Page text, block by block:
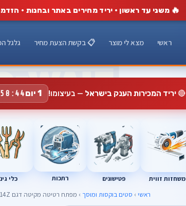
🔥 משני עד ראשון · יריד מחירים באתר ובחנות ·
ראשי מצא לי מוצר 📋 בקשת הצעת מחיר גלגל
🔴יריד המכירות הענק בישראל — בעיצומו! 1 יום
משחזות זווית פטישונים רתכות כלי
ראשי › סטים בוקסות ומוסך › מפתח רטיטה מקיטה דגם XWT14Z של Makita